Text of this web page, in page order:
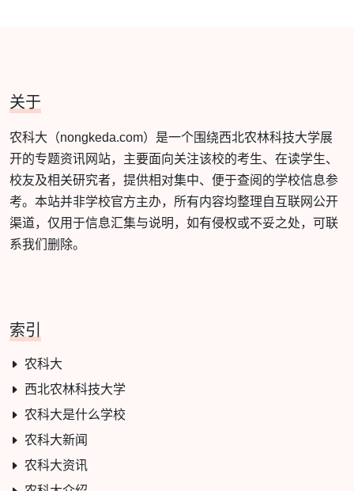
关于
农科大（nongkeda.com）是一个围绕西北农林科技大学展
开的专题资讯网站，主要面向关注该校的考生、在读学生、
校友及相关研究者，提供相对集中、便于查阅的学校信息参
考。本站并非学校官方主办，所有内容均整理自互联网公开
渠道，仅用于信息汇集与说明，如有侵权或不妥之处，可联
系我们删除。
索引
农科大
西北农林科技大学
农科大是什么学校
农科大新闻
农科大资讯